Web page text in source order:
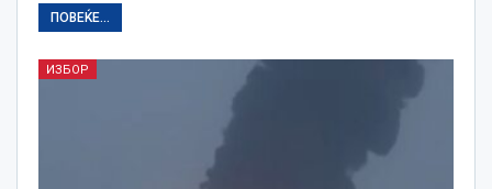
ПОВЕЌЕ...
ИЗБОР